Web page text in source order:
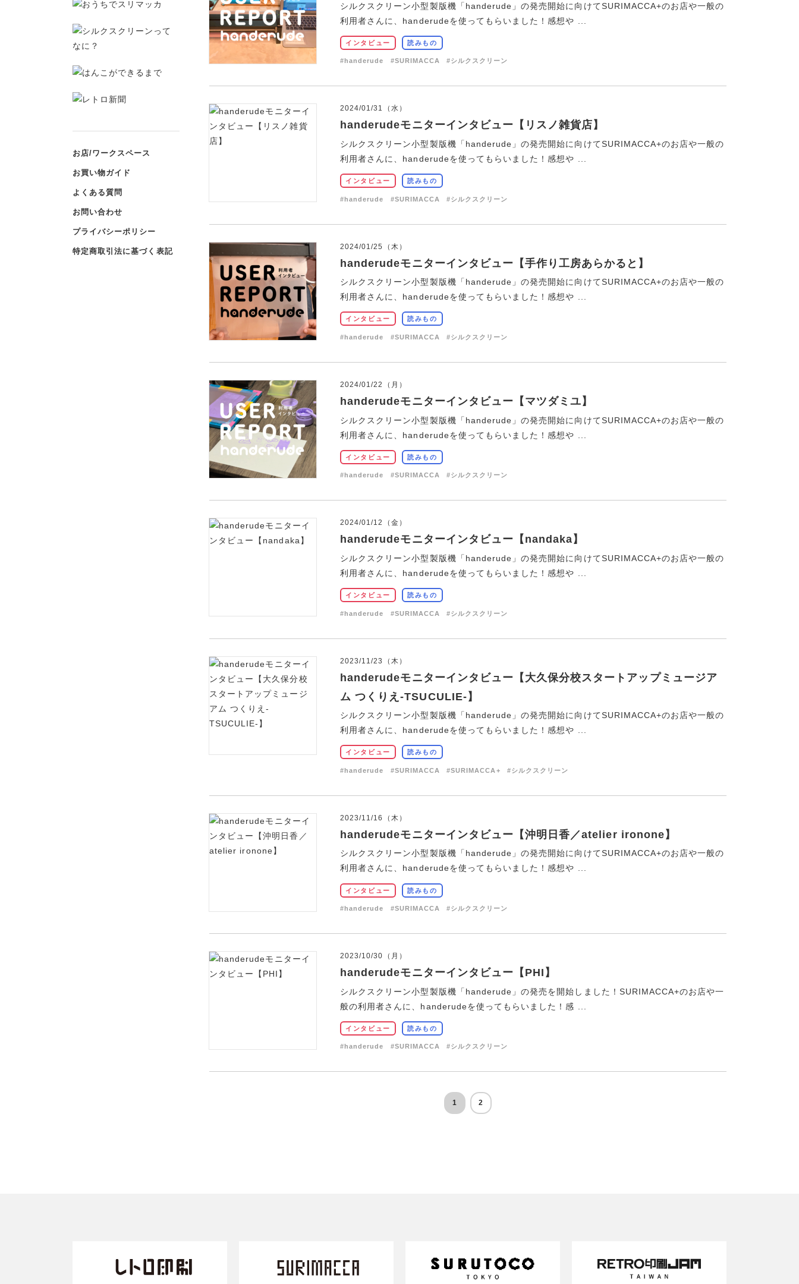
シルクスクリーン小型製版機「handerude」の発売開始に向けてSURIMACCA+のお店や一般の
利用者さんに、handerudeを使ってもらいました！感想や ...
インタビュー 読みもの
#handerude #SURIMACCA #シルクスクリーン
2024/01/31（水）
handerudeモニターインタビュー【リスノ雑貨店】
シルクスクリーン小型製版機「handerude」の発売開始に向けてSURIMACCA+のお店や一般の
利用者さんに、handerudeを使ってもらいました！感想や ...
インタビュー 読みもの
#handerude #SURIMACCA #シルクスクリーン
2024/01/25（木）
handerudeモニターインタビュー【手作り工房あらかると】
シルクスクリーン小型製版機「handerude」の発売開始に向けてSURIMACCA+のお店や一般の
利用者さんに、handerudeを使ってもらいました！感想や ...
インタビュー 読みもの
#handerude #SURIMACCA #シルクスクリーン
2024/01/22（月）
handerudeモニターインタビュー【マツダミユ】
シルクスクリーン小型製版機「handerude」の発売開始に向けてSURIMACCA+のお店や一般の
利用者さんに、handerudeを使ってもらいました！感想や ...
インタビュー 読みもの
#handerude #SURIMACCA #シルクスクリーン
2024/01/12（金）
handerudeモニターインタビュー【nandaka】
シルクスクリーン小型製版機「handerude」の発売開始に向けてSURIMACCA+のお店や一般の
利用者さんに、handerudeを使ってもらいました！感想や ...
インタビュー 読みもの
#handerude #SURIMACCA #シルクスクリーン
2023/11/23（木）
handerudeモニターインタビュー【大久保分校スタートアップミュージア
ム つくりえ-TSUCULIE-】
シルクスクリーン小型製版機「handerude」の発売開始に向けてSURIMACCA+のお店や一般の
利用者さんに、handerudeを使ってもらいました！感想や ...
インタビュー 読みもの
#handerude #SURIMACCA #SURIMACCA+ #シルクスクリーン
2023/11/16（木）
handerudeモニターインタビュー【沖明日香／atelier ironone】
シルクスクリーン小型製版機「handerude」の発売開始に向けてSURIMACCA+のお店や一般の
利用者さんに、handerudeを使ってもらいました！感想や ...
インタビュー 読みもの
#handerude #SURIMACCA #シルクスクリーン
2023/10/30（月）
handerudeモニターインタビュー【PHI】
シルクスクリーン小型製版機「handerude」の発売を開始しました！SURIMACCA+のお店や一
般の利用者さんに、handerudeを使ってもらいました！感 ...
インタビュー 読みもの
#handerude #SURIMACCA #シルクスクリーン
1 2
お店/ワークスペース
お買い物ガイド
よくある質問
お問い合わせ
プライバシーポリシー
特定商取引法に基づく表記